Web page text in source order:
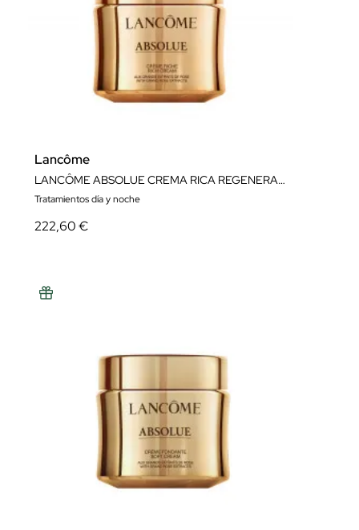
Lancôme
LANCÔME ABSOLUE CREMA RICA REGENERADORA RECARGABLE 60 ML
Tratamientos día y noche
222,60 €